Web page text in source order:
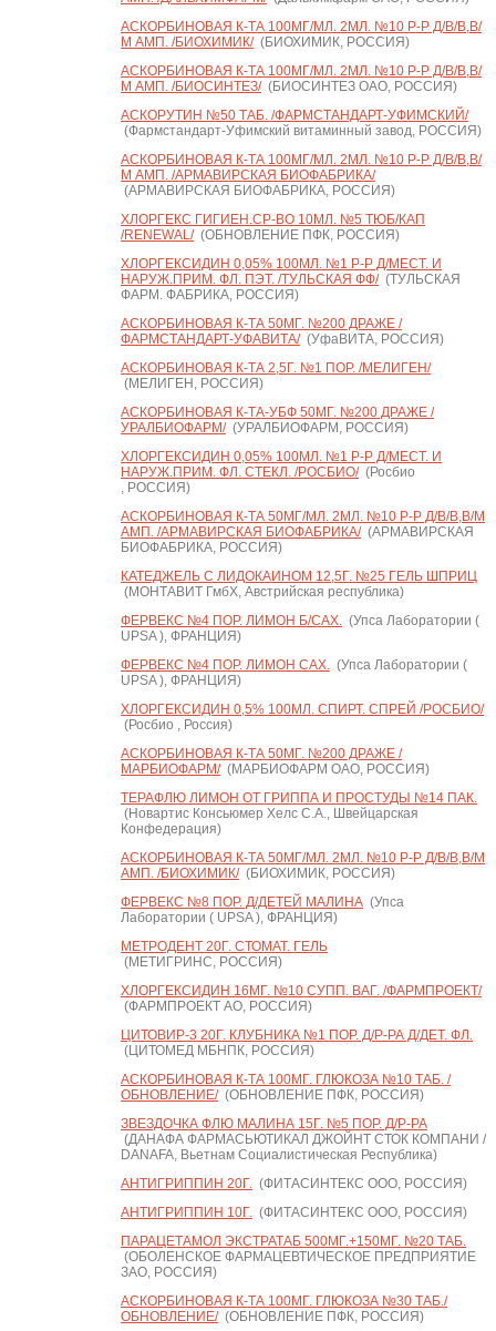
АСКОРБИНОВАЯ К-ТА 100МГ/МЛ. 2МЛ. №10 Р-Р Д/В/В,В/
М АМП. /БИОХИМИК/(БИОХИМИК, РОССИЯ)
АСКОРБИНОВАЯ К-ТА 100МГ/МЛ. 2МЛ. №10 Р-Р Д/В/В,В/
М АМП. /БИОСИНТЕЗ/(БИОСИНТЕЗ ОАО, РОССИЯ)
АСКОРУТИН №50 ТАБ. /ФАРМСТАНДАРТ-УФИМСКИЙ/
(Фармстандарт-Уфимский витаминный завод, РОССИЯ)
АСКОРБИНОВАЯ К-ТА 100МГ/МЛ. 2МЛ. №10 Р-Р Д/В/В,В/
М АМП. /АРМАВИРСКАЯ БИОФАБРИКА/
(АРМАВИРСКАЯ БИОФАБРИКА, РОССИЯ)
ХЛОРГЕКС ГИГИЕН.СР-ВО 10МЛ. №5 ТЮБ/КАП
/RENEWAL/(ОБНОВЛЕНИЕ ПФК, РОССИЯ)
ХЛОРГЕКСИДИН 0,05% 100МЛ. №1 Р-Р Д/МЕСТ. И
НАРУЖ.ПРИМ. ФЛ. ПЭТ. /ТУЛЬСКАЯ ФФ/(ТУЛЬСКАЯ
ФАРМ. ФАБРИКА, РОССИЯ)
АСКОРБИНОВАЯ К-ТА 50МГ. №200 ДРАЖЕ /
ФАРМСТАНДАРТ-УФАВИТА/(УфаВИТА, РОССИЯ)
АСКОРБИНОВАЯ К-ТА 2,5Г. №1 ПОР. /МЕЛИГЕН/
(МЕЛИГЕН, РОССИЯ)
АСКОРБИНОВАЯ К-ТА-УБФ 50МГ. №200 ДРАЖЕ /
УРАЛБИОФАРМ/(УРАЛБИОФАРМ, РОССИЯ)
ХЛОРГЕКСИДИН 0,05% 100МЛ. №1 Р-Р Д/МЕСТ. И
НАРУЖ.ПРИМ. ФЛ. СТЕКЛ. /РОСБИО/(Росбио
, РОССИЯ)
АСКОРБИНОВАЯ К-ТА 50МГ/МЛ. 2МЛ. №10 Р-Р Д/В/В,В/М
АМП. /АРМАВИРСКАЯ БИОФАБРИКА/(АРМАВИРСКАЯ
БИОФАБРИКА, РОССИЯ)
КАТЕДЖЕЛЬ С ЛИДОКАИНОМ 12,5Г. №25 ГЕЛЬ ШПРИЦ
(МОНТАВИТ ГмбХ, Австрийская республика)
ФЕРВЕКС №4 ПОР. ЛИМОН Б/САХ.(Упса Лаборатории (
UPSA ), ФРАНЦИЯ)
ФЕРВЕКС №4 ПОР. ЛИМОН САХ.(Упса Лаборатории (
UPSA ), ФРАНЦИЯ)
ХЛОРГЕКСИДИН 0,5% 100МЛ. СПИРТ. СПРЕЙ /РОСБИО/
(Росбио , Россия)
АСКОРБИНОВАЯ К-ТА 50МГ. №200 ДРАЖЕ /
МАРБИОФАРМ/(МАРБИОФАРМ ОАО, РОССИЯ)
ТЕРАФЛЮ ЛИМОН ОТ ГРИППА И ПРОСТУДЫ №14 ПАК.
(Новартис Консьюмер Хелс С.А., Швейцарская
Конфедерация)
АСКОРБИНОВАЯ К-ТА 50МГ/МЛ. 2МЛ. №10 Р-Р Д/В/В,В/М
АМП. /БИОХИМИК/(БИОХИМИК, РОССИЯ)
ФЕРВЕКС №8 ПОР. Д/ДЕТЕЙ МАЛИНА(Упса
Лаборатории ( UPSA ), ФРАНЦИЯ)
МЕТРОДЕНТ 20Г. СТОМАТ. ГЕЛЬ
(МЕТИГРИНС, РОССИЯ)
ХЛОРГЕКСИДИН 16МГ. №10 СУПП. ВАГ. /ФАРМПРОЕКТ/
(ФАРМПРОЕКТ АО, РОССИЯ)
ЦИТОВИР-3 20Г. КЛУБНИКА №1 ПОР. Д/Р-РА Д/ДЕТ. ФЛ.
(ЦИТОМЕД МБНПК, РОССИЯ)
АСКОРБИНОВАЯ К-ТА 100МГ. ГЛЮКОЗА №10 ТАБ. /
ОБНОВЛЕНИЕ/(ОБНОВЛЕНИЕ ПФК, РОССИЯ)
ЗВЕЗДОЧКА ФЛЮ МАЛИНА 15Г. №5 ПОР. Д/Р-РА
(ДАНАФА ФАРМАСЬЮТИКАЛ ДЖОЙНТ СТОК КОМПАНИ /
DANAFA, Вьетнам Социалистическая Республика)
АНТИГРИППИН 20Г.(ФИТАСИНТЕКС ООО, РОССИЯ)
АНТИГРИППИН 10Г.(ФИТАСИНТЕКС ООО, РОССИЯ)
ПАРАЦЕТАМОЛ ЭКСТРАТАБ 500МГ.+150МГ. №20 ТАБ.
(ОБОЛЕНСКОЕ ФАРМАЦЕВТИЧЕСКОЕ ПРЕДПРИЯТИЕ
ЗАО, РОССИЯ)
АСКОРБИНОВАЯ К-ТА 100МГ. ГЛЮКОЗА №30 ТАБ./
ОБНОВЛЕНИЕ/(ОБНОВЛЕНИЕ ПФК, РОССИЯ)